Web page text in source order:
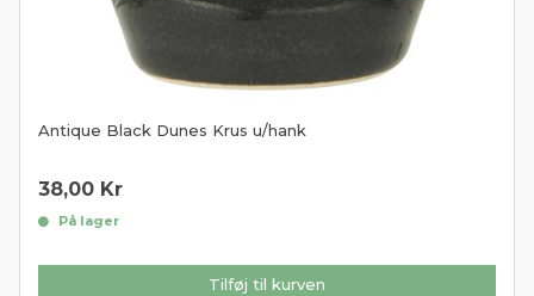
Antique Black Dunes Krus u/hank
38,00 Kr
På lager
Tilføj til kurven